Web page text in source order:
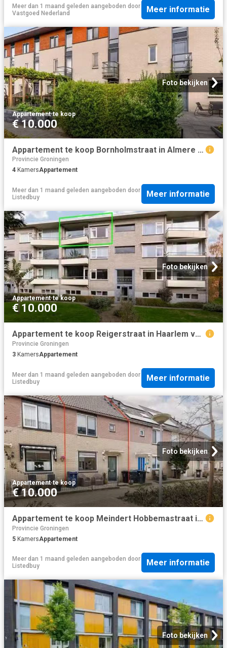
Meer dan 1 maand geleden aangeboden door
Vastgoed Nederland
Meer informatie
Foto bekijken
Appartement·te koop
€ 10.000
Appartement te koop Bornholmstraat in Almere voor € 410.000
Provincie Groningen
4 KamersAppartement
Meer dan 1 maand geleden aangeboden door
Listedbuy
Meer informatie
Foto bekijken
Appartement·te koop
€ 10.000
Appartement te koop Reigerstraat in Haarlem voor € 450.000
Provincie Groningen
3 KamersAppartement
Meer dan 1 maand geleden aangeboden door
Listedbuy
Meer informatie
Foto bekijken
Appartement·te koop
€ 10.000
Appartement te koop Meindert Hobbemastraat in Almere voor € 43.
Provincie Groningen
5 KamersAppartement
Meer dan 1 maand geleden aangeboden door
Listedbuy
Meer informatie
Foto bekijken